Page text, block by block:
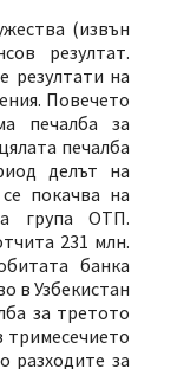
(извън
резултат.
резултати на
Повечето
печалба за
печалба
делът на
покачва на
група ОТП.
231 млн.
банка
в Узбекистан
за третото
тримесечието
разходите за